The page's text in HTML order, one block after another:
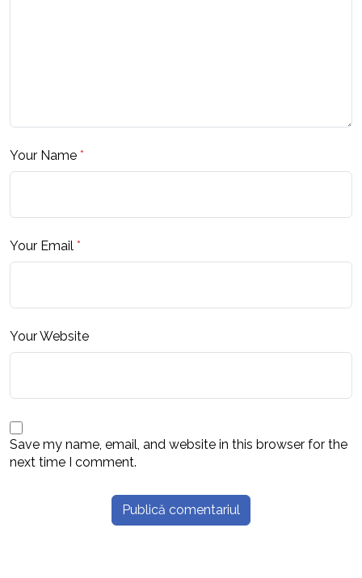
Your Name *
Your Email *
Your Website
Save my name, email, and website in this browser for the
next time I comment.